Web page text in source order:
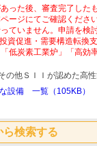
った後、審査完了した
ージにてご確認くださ
ていません。申請を検
資促進・需要構造転換
低炭素工業炉」「高
他ＳＩＩが認めた高
設備 一覧（105KB）
ら検索する